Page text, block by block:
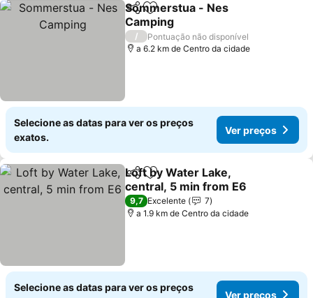
PartilharAdicionar aos favoritos
Sommerstua - Nes
Camping
Ver preços
/
Pontuação não disponível
a 6.2 km de Centro da cidade
Selecione as datas para ver os preços
exatos.
Ver preços
PartilharAdicionar aos favoritos
Loft by Water Lake,
central, 5 min from E6
Ver preços
9,7 Excelente
7
a 1.9 km de Centro da cidade
Selecione as datas para ver os preços
Ver preços